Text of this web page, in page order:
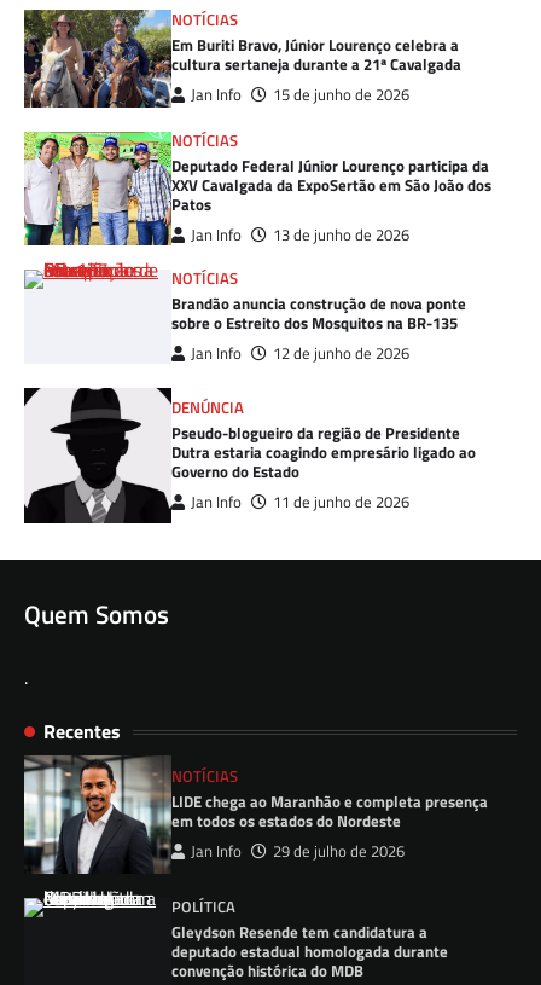
NOTÍCIAS
Em Buriti Bravo, Júnior Lourenço celebra a
cultura sertaneja durante a 21ª Cavalgada
Jan Info
15 de junho de 2026
NOTÍCIAS
Deputado Federal Júnior Lourenço participa da
XXV Cavalgada da ExpoSertão em São João dos
Patos
Jan Info
13 de junho de 2026
NOTÍCIAS
Brandão anuncia construção de nova ponte
sobre o Estreito dos Mosquitos na BR-135
Jan Info 12 de junho de 2026
DENÚNCIA
Pseudo-blogueiro da região de Presidente
Dutra estaria coagindo empresário ligado ao
Governo do Estado
Jan Info 11 de junho de 2026
Quem Somos
.
Recentes
NOTÍCIAS
LIDE chega ao Maranhão e completa presença
em todos os estados do Nordeste
Jan Info 29 de julho de 2026
POLÍTICA
Gleydson Resende tem candidatura a
deputado estadual homologada durante
convenção histórica do MDB